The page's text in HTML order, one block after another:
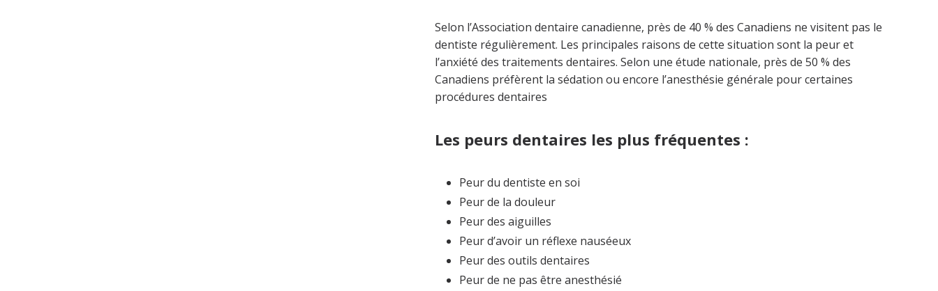
Selon l’Association dentaire canadienne, près de 40 % des Canadiens ne visitent pas le
dentiste régulièrement. Les principales raisons de cette situation sont la peur et
l’anxiété des traitements dentaires. Selon une étude nationale, près de 50 % des
Canadiens préfèrent la sédation ou encore l’anesthésie générale pour certaines
procédures dentaires
Les peurs dentaires les plus fréquentes :
Peur du dentiste en soi
Peur de la douleur
Peur des aiguilles
Peur d’avoir un réflexe nauséeux
Peur des outils dentaires
Peur de ne pas être anesthésié